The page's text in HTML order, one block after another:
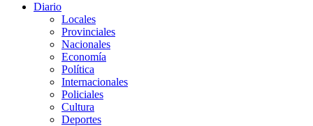
Diario
Locales
Provinciales
Nacionales
Economía
Política
Internacionales
Policiales
Cultura
Deportes